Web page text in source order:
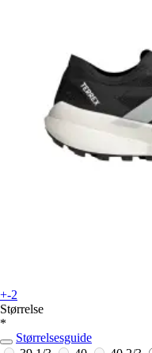
+-2
Størrelse
*
Størrelsesguide